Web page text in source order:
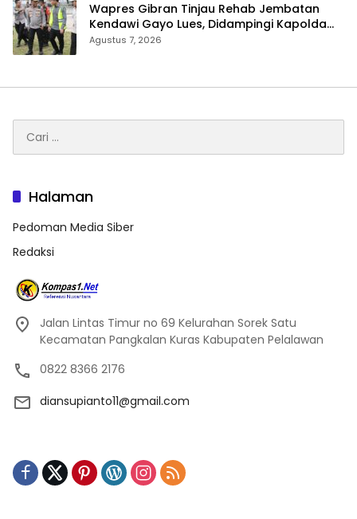
Wapres Gibran Tinjau Rehab Jembatan
Kendawi Gayo Lues, Didampingi Kapolda
Aceh
Agustus 7, 2026
untuk:
Halaman
Pedoman Media Siber
Redaksi
Jalan Lintas Timur no 69 Kelurahan Sorek Satu
Kecamatan Pangkalan Kuras Kabupaten Pelalawan
0822 8366 2176
diansupianto11@gmail.com